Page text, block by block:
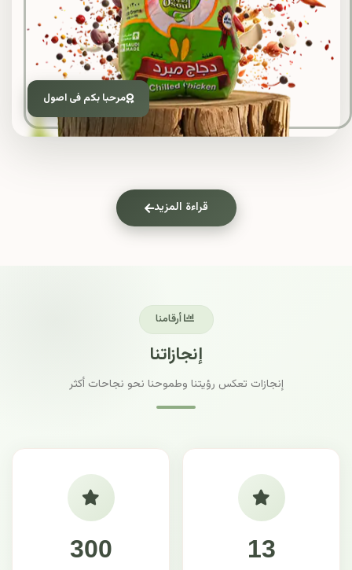
مرحبا بكم فى اصول
قراءة المزيد
أرقامنا
إنجازاتنا
إنجازات تعكس رؤيتنا وطموحنا نحو نجاحات أكثر
13
300